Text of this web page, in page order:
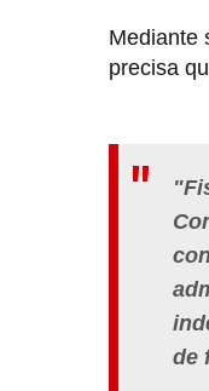
Mediante
precisa
de